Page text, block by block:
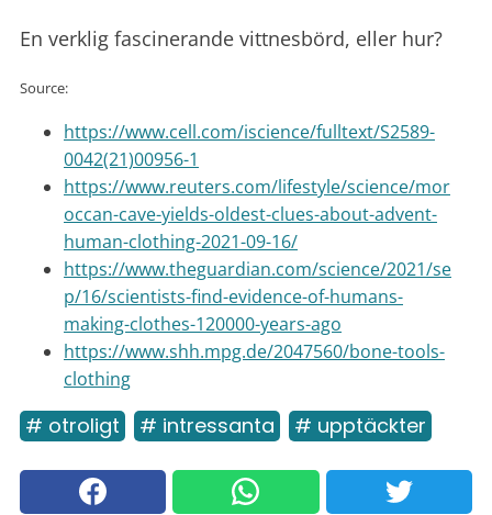
En verklig fascinerande vittnesbörd, eller hur?
Source:
https://www.cell.com/iscience/fulltext/S2589-
0042(21)00956-1
https://www.reuters.com/lifestyle/science/mor
occan-cave-yields-oldest-clues-about-advent-
human-clothing-2021-09-16/
https://www.theguardian.com/science/2021/se
p/16/scientists-find-evidence-of-humans-
making-clothes-120000-years-ago
https://www.shh.mpg.de/2047560/bone-tools-
clothing
# otroligt # intressanta # upptäckter